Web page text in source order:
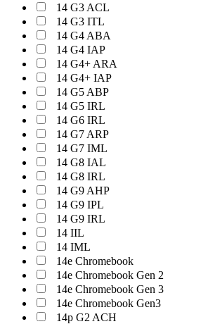
14 G3 ACL
14 G3 ITL
14 G4 ABA
14 G4 IAP
14 G4+ ARA
14 G4+ IAP
14 G5 ABP
14 G5 IRL
14 G6 IRL
14 G7 ARP
14 G7 IML
14 G8 IAL
14 G8 IRL
14 G9 AHP
14 G9 IPL
14 G9 IRL
14 IIL
14 IML
14e Chromebook
14e Chromebook Gen 2
14e Chromebook Gen 3
14e Chromebook Gen3
14p G2 ACH